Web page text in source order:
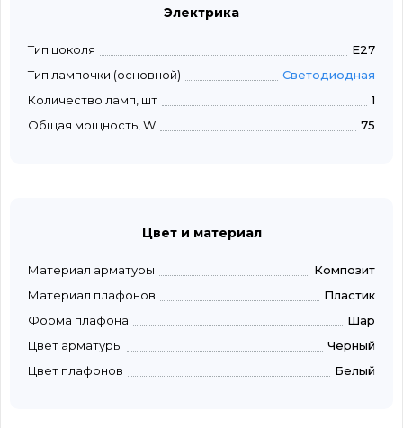
Электрика
Тип цоколя
E27
Тип лампочки (основной)
Светодиодная
Количество ламп, шт
1
Общая мощность, W
75
Цвет и материал
Материал арматуры
Композит
Материал плафонов
Пластик
Форма плафона
Шар
Цвет арматуры
Черный
Цвет плафонов
Белый